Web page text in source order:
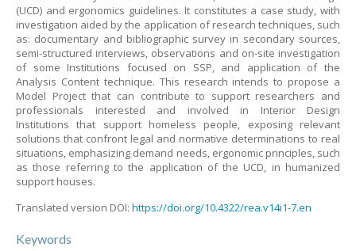
(UCD) and ergonomics guidelines. It constitutes a case study, with
investigation aided by the application of research techniques, such
as: documentary and bibliographic survey in secondary sources,
semi-structured interviews, observations and on-site investigation
of some Institutions focused on SSP, and application of the
Analysis Content technique. This research intends to propose a
Model Project that can contribute to support researchers and
professionals interested and involved in Interior Design
Institutions that support homeless people, exposing relevant
solutions that confront legal and normative determinations to real
situations, emphasizing demand needs, ergonomic principles, such
as those referring to the application of the UCD, in humanized
support houses.
Translated version DOI: https://doi.org/10.4322/rea.v14i1-7.en
Keywords